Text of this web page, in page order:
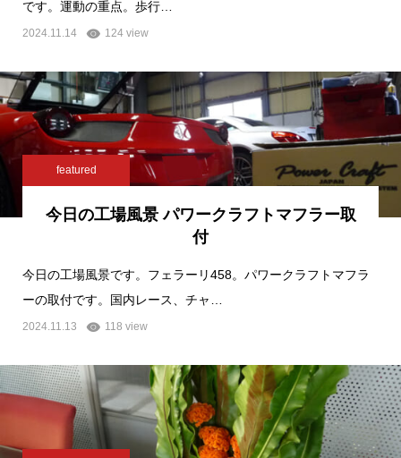
です。運動の重点。歩行…
2024.11.14 124 view
featured
今日の工場風景 パワークラフトマフラー取
付
今日の工場風景です。フェラーリ458。パワークラフトマフラ
ーの取付です。国内レース、チャ…
2024.11.13 118 view